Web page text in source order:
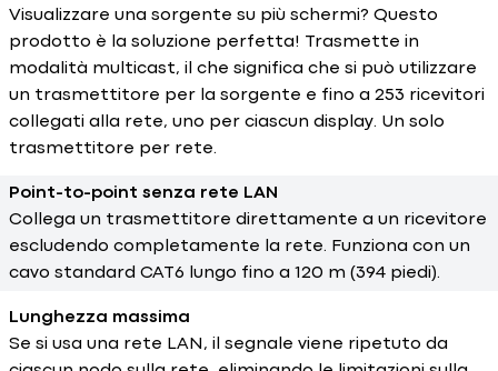
Visualizzare una sorgente su più schermi? Questo
prodotto è la soluzione perfetta! Trasmette in
modalità multicast, il che significa che si può utilizzare
un trasmettitore per la sorgente e fino a 253 ricevitori
collegati alla rete, uno per ciascun display. Un solo
trasmettitore per rete.
Point-to-point senza rete LAN
Collega un trasmettitore direttamente a un ricevitore
escludendo completamente la rete. Funziona con un
cavo standard CAT6 lungo fino a 120 m (394 piedi).
Lunghezza massima
Se si usa una rete LAN, il segnale viene ripetuto da